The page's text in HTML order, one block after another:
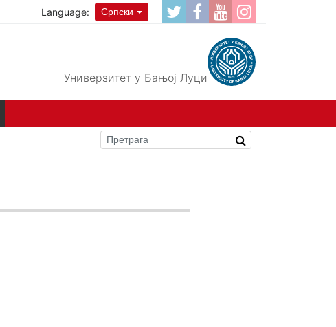
Language: Српски
Универзитет у Бањој Луци